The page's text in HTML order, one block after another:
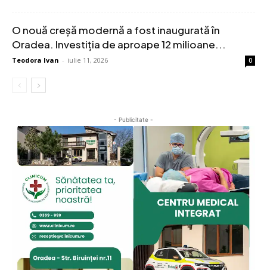
O nouă creșă modernă a fost inaugurată în
Oradea. Investiția de aproape 12 milioane...
Teodora Ivan - iulie 11, 2026 0
- Publicitate -